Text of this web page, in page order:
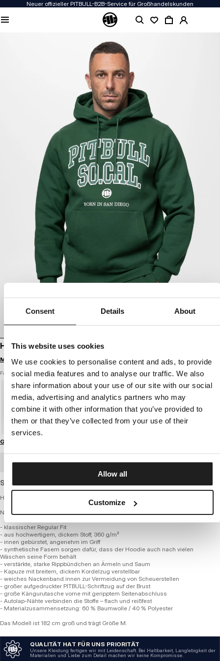
Consent Details About
This website uses cookies
We use cookies to personalise content and ads, to provide
social media features and to analyse our traffic. We also
share information about your use of our site with our social
media, advertising and analytics partners who may
combine it with other information that you’ve provided to
them or that they’ve collected from your use of their
services.
Allow all
Customize
Neuer offizieller PITBULL-B2B-Service für Großhandelskunden
HOODIE SO CAL
Melde dich an, um Preise zu sehen
Farbe: hunter green
Größenratgeber
GROSSHANDELSBESTELLUNG
Standard cut sweatshirt made of thick, soft cotton.
Herren-Hoodie SO CAL
NEUE GEBÜRSTETE FLEECE-SERIE
- klassischer Regular Fit
- aus hochwertigem, dickem Stoff, 360 g/m²
- innen gebürstet, angenehm im Griff
- synthetische Fasern sorgen dafür, dass der Hoodie auch nach vielen
Wäschen seine Form behält
- verstärkte, starke Rippbündchen an Ärmeln und Saum
- Kapuze mit breitem, dickem Kordelzug verstellbar
- weiches Nackenband innen zur Vermeidung von Scheuerstellen
- großer aufgedruckter PITBULL-Schriftzug auf der Brust
- große Kängurutasche vorne mit geripptem Seitenabschluss
- Autolap-Nähte verbinden die Stoffe – flach und reißfest
- Materialzusammensetzung: 60 % Baumwolle / 40 % Polyester
Das Modell ist 182 cm groß und trägt Größe M.
QUALITÄT HAT FÜR UNS PRIORITÄT
Unsere Kleidung fertigen wir mit Leidenschaft. Bei Haltbarkeit, Langlebigkeit der
Materialien und Liebe zum Detail machen wir keine Kompromisse.